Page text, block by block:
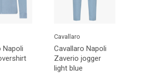
Napoli
Cavallaro
Cavallaro Napoli
Zaverio jogger
light blue